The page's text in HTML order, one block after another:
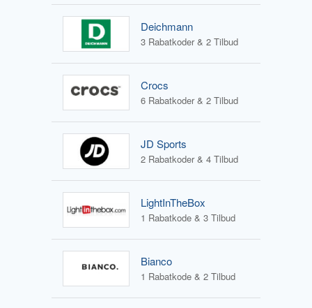
Deichmann
3 Rabatkoder & 2 Tilbud
Crocs
6 Rabatkoder & 2 Tilbud
JD Sports
2 Rabatkoder & 4 Tilbud
LightInTheBox
1 Rabatkode & 3 Tilbud
Bianco
1 Rabatkode & 2 Tilbud